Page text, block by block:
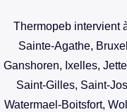
Thermopeb intervient
Sainte-Agathe,
Ganshoren, Ixelles,
Saint-Gilles, Saint-
Watermael-Boitsfort,